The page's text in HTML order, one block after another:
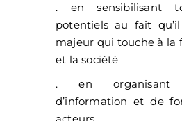
. en sensibilisant
potentiels au fait
majeur qui touche à la
et la société
. en organisant
d’information et de